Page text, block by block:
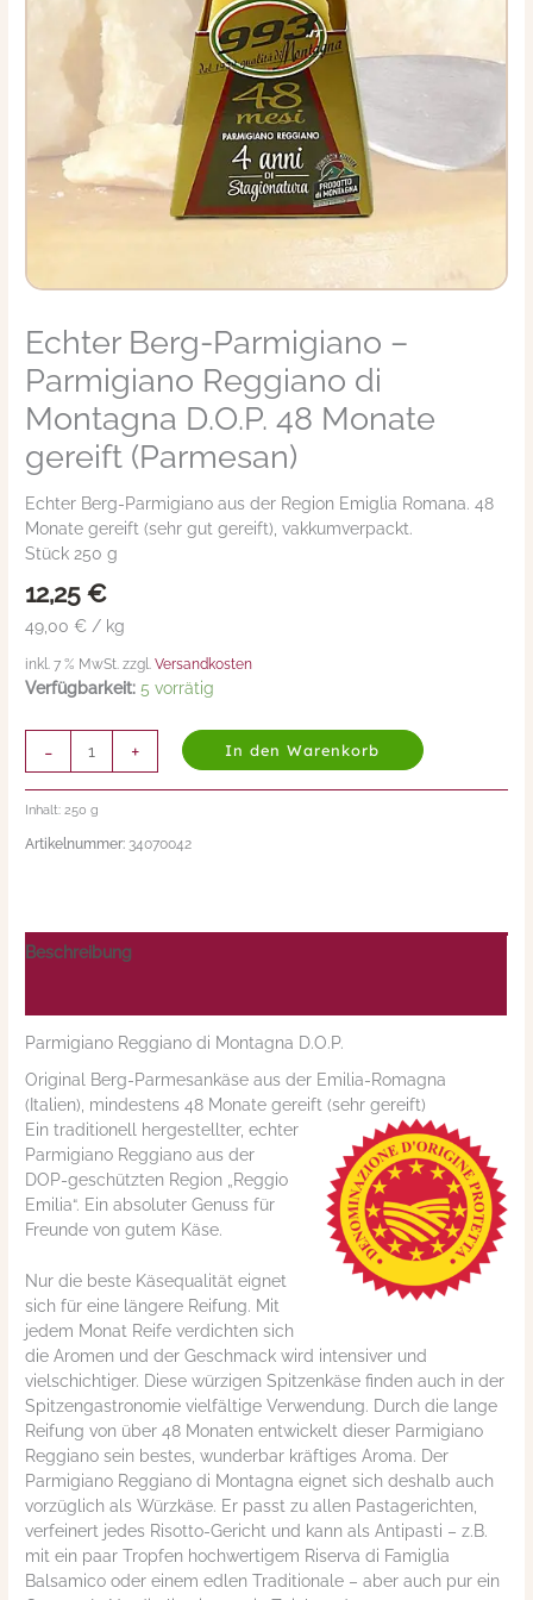
Echter Berg-Parmigiano –
Parmigiano Reggiano di
Montagna D.O.P. 48 Monate
gereift (Parmesan)
Echter Berg-Parmigiano aus der Region Emiglia Romana. 48
Monate gereift (sehr gut gereift), vakkumverpackt.
Stück 250 g
12,25€
49,00 € / kg
inkl. 7 % MwSt. zzgl.Versandkosten
Verfügbarkeit: 5 vorrätig
-
Echter
Berg-
Parmigiano
-
Parmigiano
Reggiano
Montagna
D.O.P.
48
Monate
gereift
(Parmesan)
Menge
+ In den Warenkorb
Inhalt: 250g
Artikelnummer: 34070042
Beschreibung
Parmigiano Reggiano di Montagna D.O.P.
Original Berg-Parmesankäse aus der Emilia-Romagna
(Italien), mindestens 48 Monate gereift (sehr gereift)
Ein traditionell hergestellter, echter
Parmigiano Reggiano aus der
DOP-geschützten Region „Reggio
Emilia“. Ein absoluter Genuss für
Freunde von gutem Käse.
Nur die beste Käsequalität eignet
sich für eine längere Reifung. Mit
jedem Monat Reife verdichten sich
die Aromen und der Geschmack wird intensiver und
vielschichtiger. Diese würzigen Spitzenkäse finden auch in der
Spitzengastronomie vielfältige Verwendung. Durch die lange
Reifung von über 48 Monaten entwickelt dieser Parmigiano
Reggiano sein bestes, wunderbar kräftiges Aroma. Der
Parmigiano Reggiano di Montagna eignet sich deshalb auch
vorzüglich als Würzkäse. Er passt zu allen Pastagerichten,
verfeinert jedes Risotto-Gericht und kann als Antipasti – z.B.
mit ein paar Tropfen hochwertigem Riserva di Famiglia
Balsamico oder einem edlen Traditionale – aber auch pur ein